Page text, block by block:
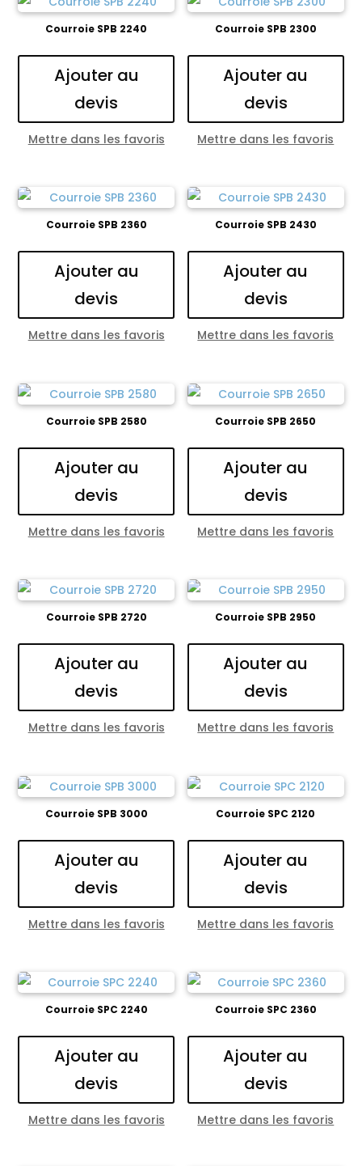
Courroie SPB 2240
Ajouter au
devis
Mettre dans les favoris
Courroie SPB 2300
Ajouter au
devis
Mettre dans les favoris
Courroie SPB 2360
Ajouter au
devis
Mettre dans les favoris
Courroie SPB 2430
Ajouter au
devis
Mettre dans les favoris
Courroie SPB 2580
Ajouter au
devis
Mettre dans les favoris
Courroie SPB 2650
Ajouter au
devis
Mettre dans les favoris
Courroie SPB 2720
Ajouter au
devis
Mettre dans les favoris
Courroie SPB 2950
Ajouter au
devis
Mettre dans les favoris
Courroie SPB 3000
Ajouter au
devis
Mettre dans les favoris
Courroie SPC 2120
Ajouter au
devis
Mettre dans les favoris
Courroie SPC 2240
Ajouter au
devis
Mettre dans les favoris
Courroie SPC 2360
Ajouter au
devis
Mettre dans les favoris